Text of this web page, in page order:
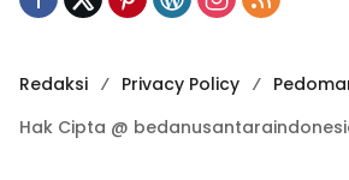
Redaksi Privacy Policy
Hak Cipta @